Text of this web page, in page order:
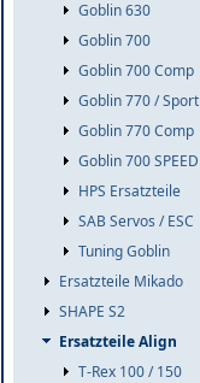
Goblin 630
Goblin 700
Goblin 700 Comp
Goblin 770 / Sport
Goblin 770 Comp
Goblin 700 SPEED
HPS Ersatzteile
SAB Servos / ESC
Tuning Goblin
Ersatzteile Mikado
SHAPE S2
Ersatzteile Align
T-Rex 100 / 150